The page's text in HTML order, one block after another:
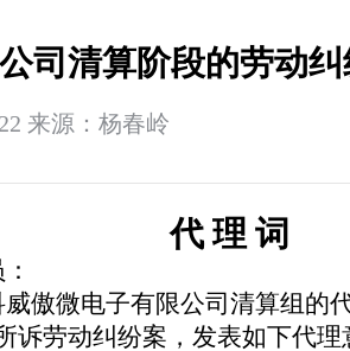
公司清算阶段的劳动
来源：杨春岭
代 理 词
傲微电子有限公司清算组的
诉劳动纠纷案，发表如下代理